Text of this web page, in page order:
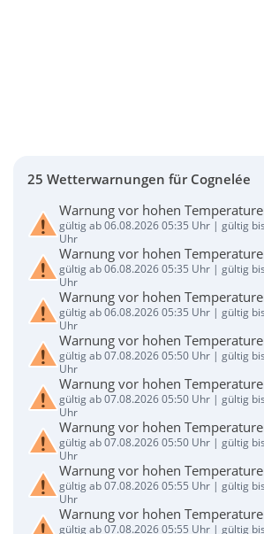
25 Wetterwarnungen für Cognelée
Warnung vor hohen
gültig ab 06.08.2026 05:35 Uhr | gültig
Uhr
Warnung vor hohen
gültig ab 06.08.2026 05:35 Uhr | gültig
Uhr
Warnung vor hohen
gültig ab 06.08.2026 05:35 Uhr | gültig
Uhr
Warnung vor hohen
gültig ab 07.08.2026 05:50 Uhr | gültig
Uhr
Warnung vor hohen
gültig ab 07.08.2026 05:50 Uhr | gültig
Uhr
Warnung vor hohen
gültig ab 07.08.2026 05:50 Uhr | gültig
Uhr
Warnung vor hohen
gültig ab 07.08.2026 05:55 Uhr | gültig
Uhr
Warnung vor hohen
gültig ab 07.08.2026 05:55 Uhr | gültig